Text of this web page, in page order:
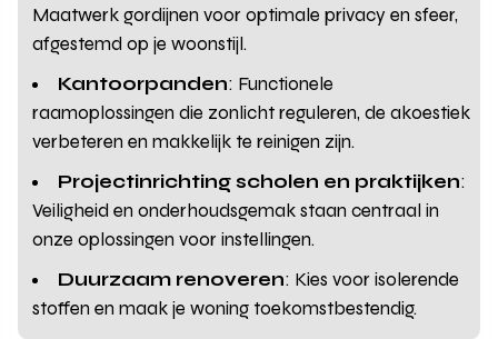
Maatwerk gordijnen voor optimale privacy en sfeer,
afgestemd op je woonstijl.
Kantoorpanden: Functionele
raamoplossingen die zonlicht reguleren, de akoestiek
verbeteren en makkelijk te reinigen zijn.
Projectinrichting scholen en praktijken:
Veiligheid en onderhoudsgemak staan centraal in
onze oplossingen voor instellingen.
Duurzaam renoveren: Kies voor isolerende
stoffen en maak je woning toekomstbestendig.